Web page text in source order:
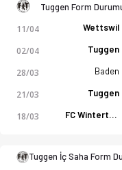
FC Tuggen - FC
Tuggen Form
11/04 Wettswil
02/04 Tuggen
28/03 Baden
21/03 Tuggen
18/03 FC Winterthur II
Tuggen İç Saha Form